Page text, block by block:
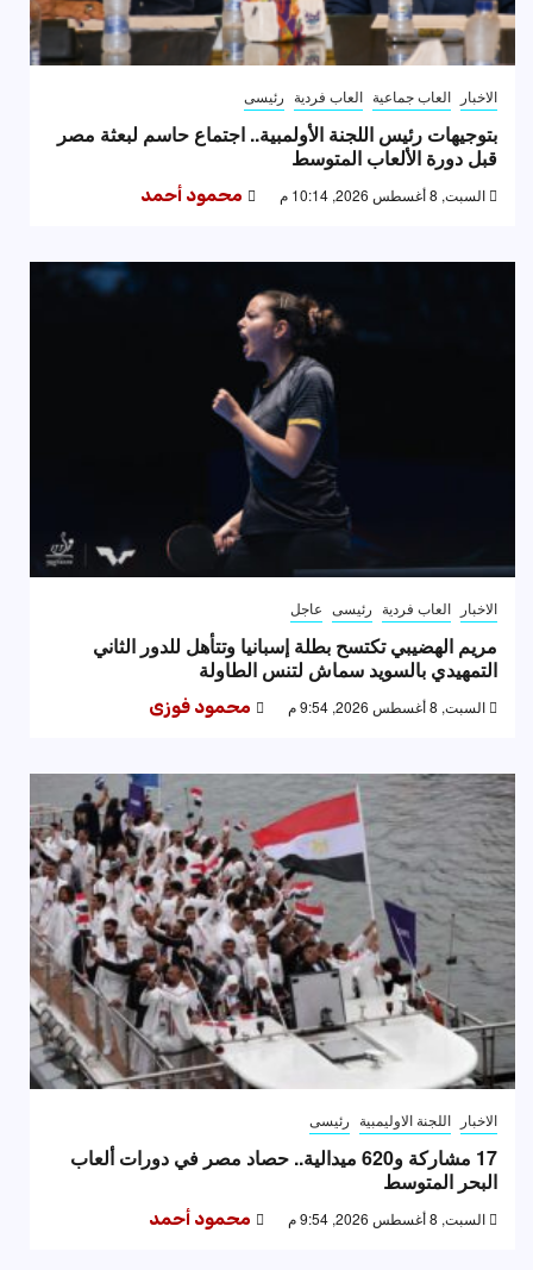
الاخبار العاب جماعية العاب فردية رئيسى
بتوجيهات رئيس اللجنة الأولمبية.. اجتماع حاسم لبعثة مصر
قبل دورة الألعاب المتوسط
السبت, 8 أغسطس 2026, 10:14 م محمود أحمد
الاخبار العاب فردية رئيسى عاجل
مريم الهضيبي تكتسح بطلة إسبانيا وتتأهل للدور الثاني
التمهيدي بالسويد سماش لتنس الطاولة
السبت, 8 أغسطس 2026, 9:54 م محمود فوزى
الاخبار اللجنة الاوليمبية رئيسى
17 مشاركة و620 ميدالية.. حصاد مصر في دورات ألعاب
البحر المتوسط
السبت, 8 أغسطس 2026, 9:54 م محمود أحمد